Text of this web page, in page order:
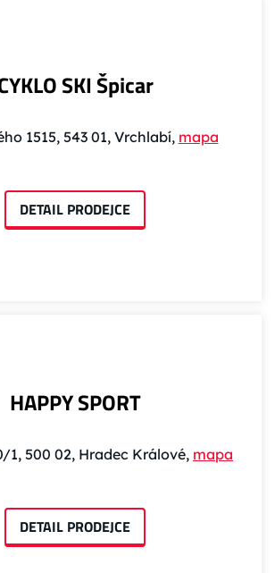
SKI Špicar
1515, 543 01, Vrchlabí, mapa
DETAIL PRODEJCE
HAPPY SPORT
1, 500 02, Hradec Králové, mapa
DETAIL PRODEJCE